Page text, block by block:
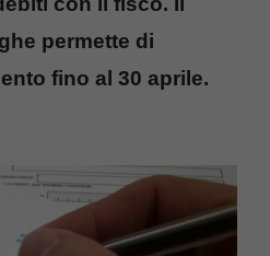
permette di
fino al 30 aprile.